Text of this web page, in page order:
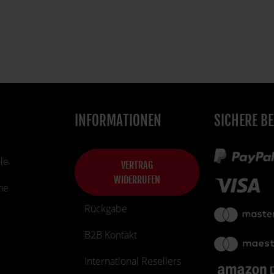
INFORMATIONEN
VERTRAG
WIDERRUFEN
Rückgabe
B2B Kontakt
International Resellers
SICHERE